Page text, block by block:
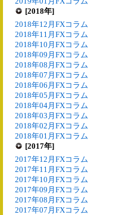
[2018年]
2018年12月FXコラム
2018年11月FXコラム
2018年10月FXコラム
2018年09月FXコラム
2018年08月FXコラム
2018年07月FXコラム
2018年06月FXコラム
2018年05月FXコラム
2018年04月FXコラム
2018年03月FXコラム
2018年02月FXコラム
2018年01月FXコラム
[2017年]
2017年12月FXコラム
2017年11月FXコラム
2017年10月FXコラム
2017年09月FXコラム
2017年08月FXコラム
2017年07月FXコラム